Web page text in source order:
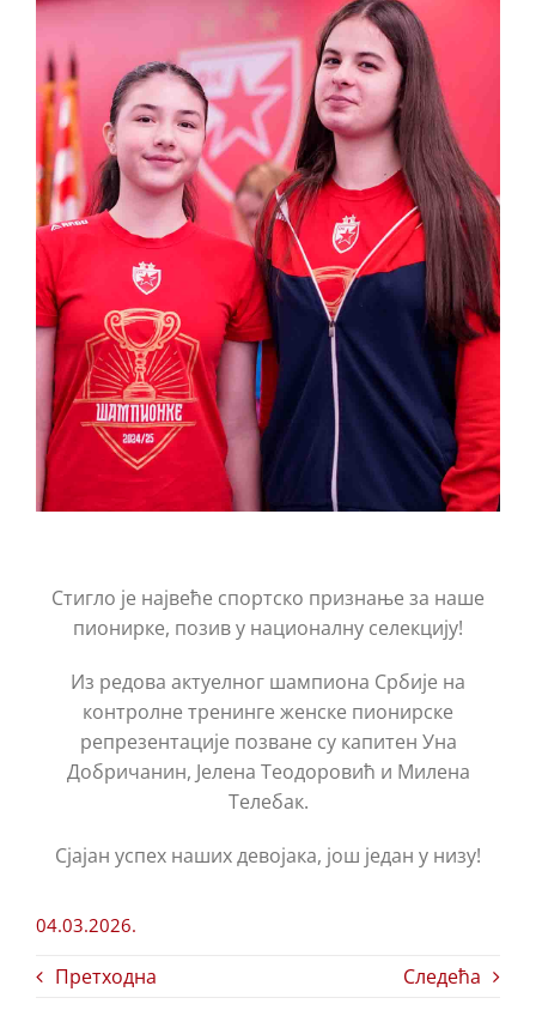
КОНТАКТ
Стигло је највеће спортско признање за наше
пионирке, позив у националну селекцију!
Из редова актуелног шампиона Србије на
контролне тренинге женске пионирске
репрезентације позване су капитен Уна
Добричанин, Јелена Теодоровић и Милена
Телебак.
Сјајан успех наших девојака, још један у низу!
04.03.2026.
Претходна Следећа